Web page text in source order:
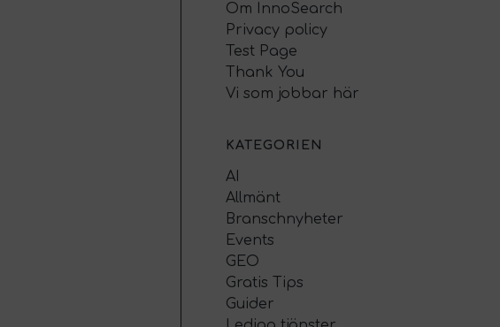
Om InnoSearch
Privacy policy
Test Page
Thank You
Vi som jobbar här
KATEGORIEN
AI
Allmänt
Branschnyheter
Events
GEO
Gratis Tips
Guider